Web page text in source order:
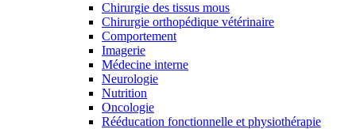
Chirurgie des tissus mous
Chirurgie orthopédique vétérinaire
Comportement
Imagerie
Médecine interne
Neurologie
Nutrition
Oncologie
Rééducation fonctionnelle et physiothérapie